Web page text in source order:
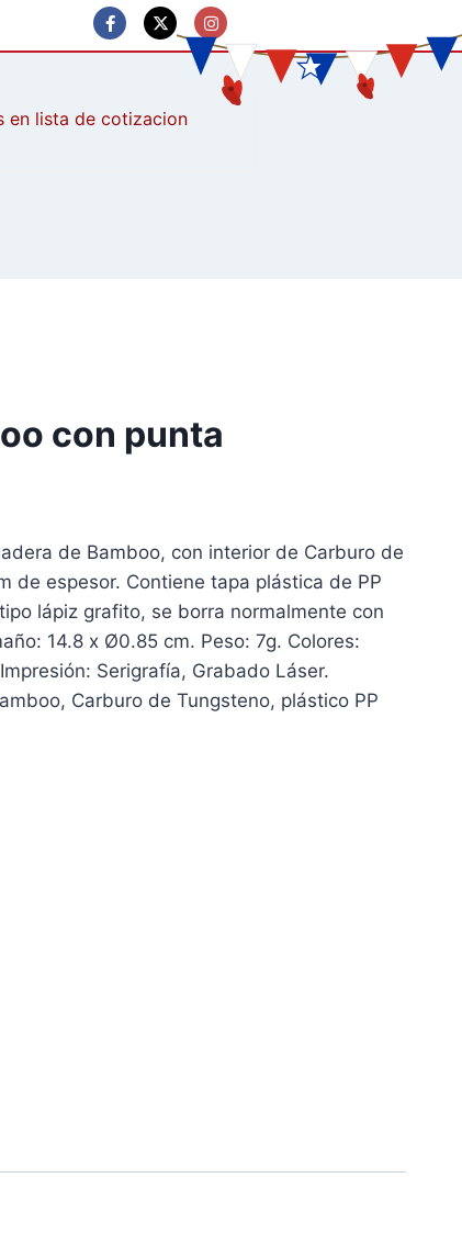
con punta
de Bamboo, con interior de Carburo de
de espesor. Contiene tapa plástica de PP
lápiz grafito, se borra normalmente con
14.8 x Ø0.85 cm. Peso: 7g. Colores:
Serigrafía, Grabado Láser.
Carburo de Tungsteno, plástico PP